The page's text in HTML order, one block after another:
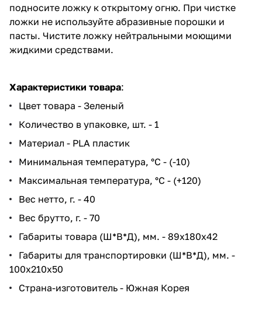
подносите ложку к открытому огню. При чистке
ложки не используйте абразивные порошки и
пасты. Чистите ложку нейтральными моющими
жидкими средствами.
Характеристики товара:
Цвет товара - Зеленый
Количество в упаковке, шт. - 1
Материал - PLA пластик
Минимальная температура, °C - (-10)
Максимальная температура, °C - (+120)
Вес нетто, г. - 40
Вес брутто, г. - 70
Габариты товара (Ш*В*Д), мм. - 89x180x42
Габариты для транспортировки (Ш*В*Д), мм. -
100x210x50
Страна-изготовитель - Южная Корея